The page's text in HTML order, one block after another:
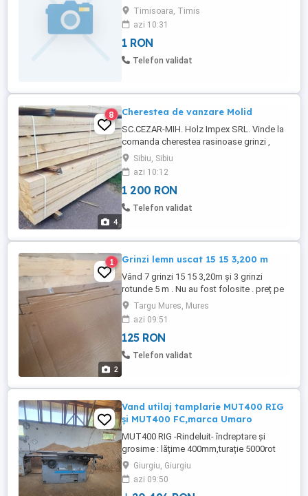
lambriu parchet capitonez usi etc tel
Timisoara, Timis
azi 10:31
1 RON
Telefon validat
4
8 Cherestea de vanzare Molid
SC.CEZAR-MIH. Holz Impex SRL. Vinde la
comanda cherestea rasinoase grinzi ,
caferi ,scandura, fostena, LATI orice
dimensiuni pentru constructii, de
asemenea COMERCIALIZAM cherestea
VERDE si uscata de Stejar , Frasin , Paltin
și Tei TEL: .
Sibiu, Sibiu
azi 10:12
1 200 RON
Telefon validat
2
1 Grinzi lemn uscat 15 15 3,200 m
Vând 7 grinzi 15 15 3,20m și 3 grinzi
rotunde 5 m . Nu au fost folosite . preț pe
bucata 125 Ron .
Targu Mures, Mures
azi 09:51
125 RON
Telefon validat
Vand utilaj tamplarie MUT400 RIG
și MUT400 FC,marca Umaro
MUT400 RIG -Rindeluit- îndreptare și
grosime : lățime 400mm,turație 5000rot
min,grosime maximă 200mm,viteză avans
8 și 12 m min Găurire și scobire: cursele
mesei :verticala150mm,longitudinala
Giurgiu, Giurgiu
azi 09:50